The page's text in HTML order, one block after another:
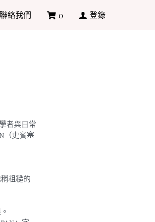
聯絡我們 0 登錄
者與日常
史賓塞
粗糙的